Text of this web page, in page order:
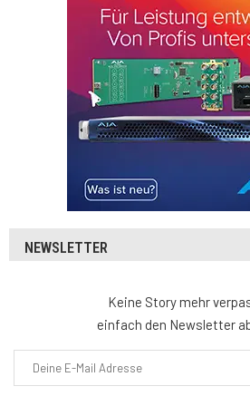
NEWSLETTER
Keine Story mehr
einfach den Newsletter